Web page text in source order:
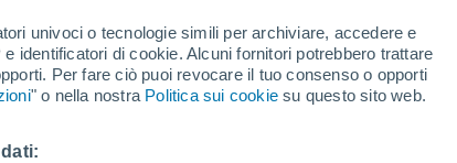
univoci o tecnologie simili per archiviare, accedere e
identificatori di cookie. Alcuni fornitori potrebbero trattare
Per fare ciò puoi revocare il tuo consenso o opporti
" o nella nostra Politica sui cookie su questo sito web.
Pennabilli
Petriano
Piagge
Piandimeleto